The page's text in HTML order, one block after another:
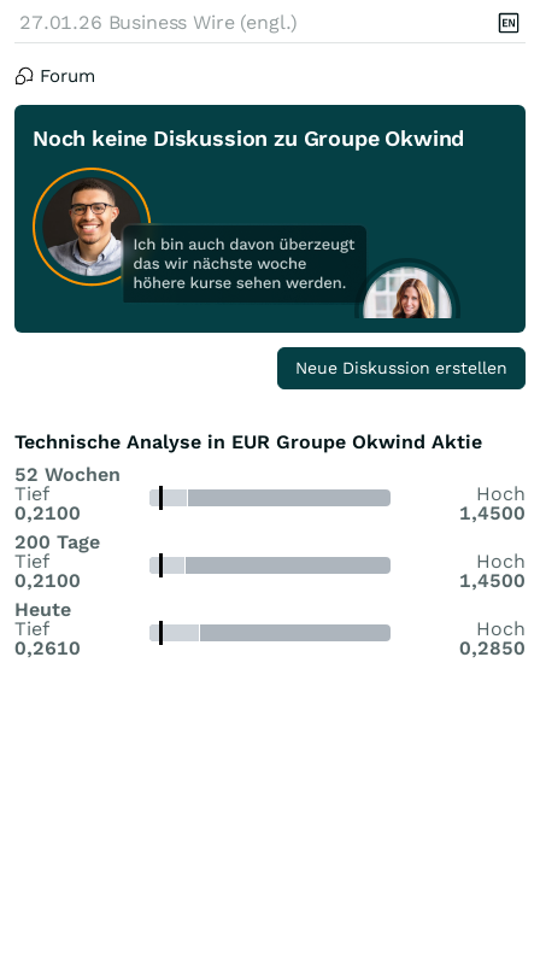
27.01.26 Business Wire (engl.)
Forum
Noch keine Diskussion zu Groupe Okwind
Neue Diskussion erstellen
Technische Analyse in EUR Groupe Okwind Aktie
52 Wochen
Tief
0,2100
Hoch
1,4500
200 Tage
Tief
0,2100
Hoch
1,4500
Heute
Tief
0,2610
Hoch
0,2850